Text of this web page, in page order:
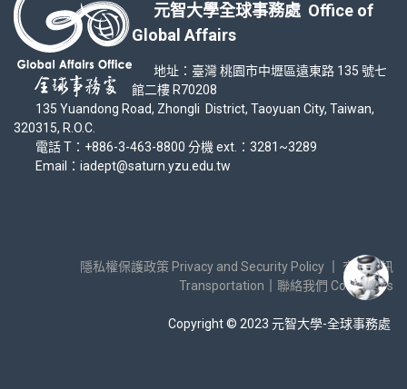
元智大學全球事務處 Office of
Global Affairs
地址：臺灣 桃園市中壢區遠東路 135 號七
館二樓 R70208
135 Yuandong Road, Zhongli District, Taoyuan City, Taiwan,
320315, R.O.C.
電話 T：+886-3-463-8800 分機 ext.：3281~3289
Email：iadept@saturn.yzu.edu.tw
隱私權保護政策 Privacy and Security Policy
交通資訊
Transportation
聯絡我們 Contact Us
Copyright © 2023 元智大學-全球事務處